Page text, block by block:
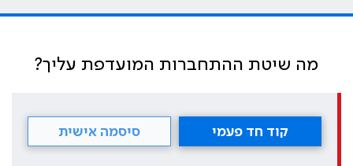
מה שיטת ההתחברות המועדפת עליך?
קוד חד פעמי סיסמה אישית